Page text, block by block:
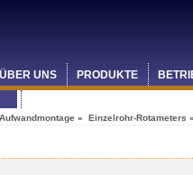
ÜBER UNS PRODUKTE
» Einzelrohr-Rotameters